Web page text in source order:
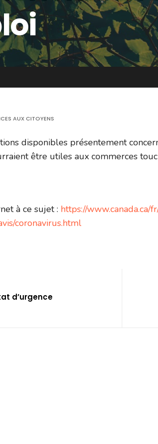
AUX CITOYENS
disponibles présentement
être utiles aux commerces
à ce sujet : https://
coronavirus.html
d’urgence